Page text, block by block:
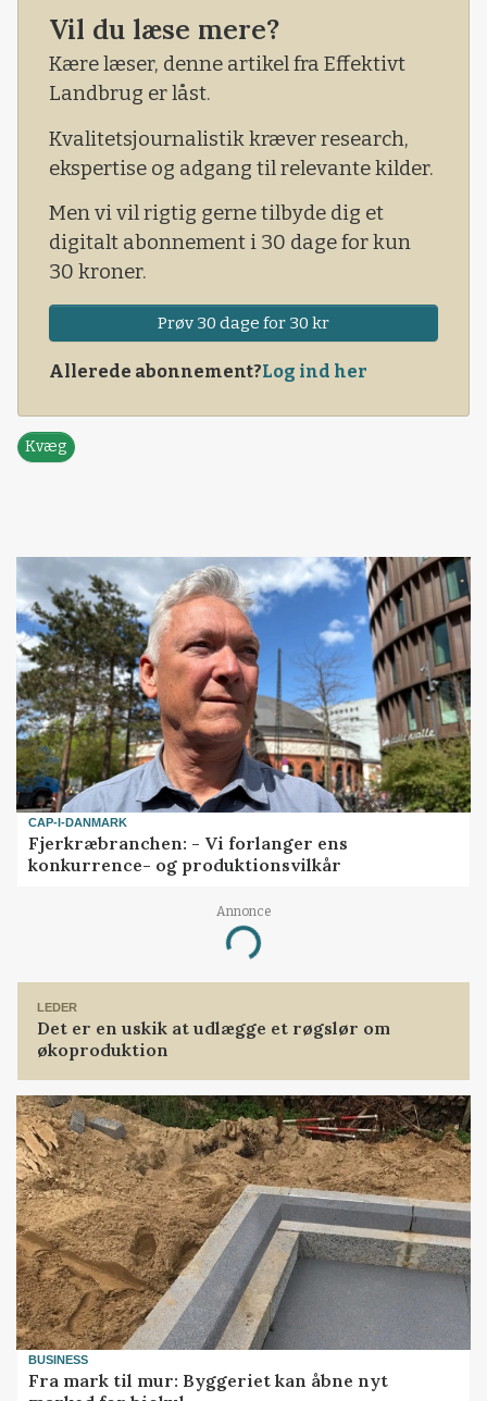
Charolaisforening sendte de første genprøver
af sted mod Frankrig for i første omgang at se,
om de franske gen-resultater overhoved kunne
bruges.
Vil du læse mere?
Kære læser, denne artikel fra Effektivt
Landbrug er låst.
Kvalitetsjournalistik kræver research,
ekspertise og adgang til relevante kilder.
Men vi vil rigtig gerne tilbyde dig et
digitalt abonnement i 30 dage for kun
30 kroner.
Prøv 30 dage for 30 kr
Allerede abonnement?Log ind her
Kvæg
CAP-I-DANMARK
Fjerkræbranchen: - Vi forlanger ens
konkurrence- og produktionsvilkår
Annonce
Loading...
LEDER
Det er en uskik at udlægge et røgslør om
økoproduktion
BUSINESS
Fra mark til mur: Byggeriet kan åbne nyt